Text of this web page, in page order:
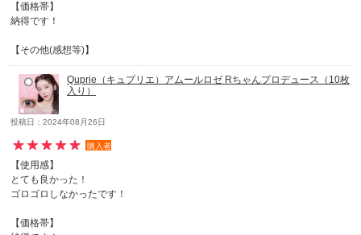
【価格帯】
納得です！
【その他(感想等)】
Quprie（キュプリエ）アムールロゼ Rちゃんプロデュース（10枚
入り）
投稿日：2024年08月26日
購入者
【使用感】
とても良かった！
ゴロゴロしなかったです！
【価格帯】